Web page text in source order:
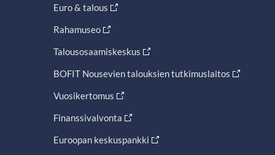
Euro & talous
Rahamuseo
Talousosaamiskeskus
BOFIT Nousevien talouksien tutkimuslaitos
Vuosikertomus
Finanssivalvonta
Euroopan keskuspankki